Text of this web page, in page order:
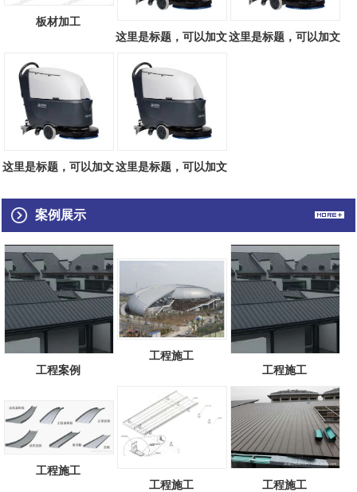
板材加工
这里是标题，可以加文
字793421425
这里是标题，可以加文
这里是标题，可以加文这里是标题，可以加文
案例展示
工程案例
工程施工
工程施工
工程施工
工程施工
工程施工